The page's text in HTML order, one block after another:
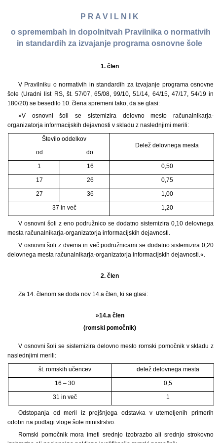
P R A V I L N I K
o spremembah in dopolnitvah Pravilnika o normativih
in standardih za izvajanje programa osnovne šole
1. člen
V Pravilniku o normativih in standardih za izvajanje programa osnovne
šole (Uradni list RS, št. 57/07, 65/08, 99/10, 51/14, 64/15, 47/17, 54/19 in
180/20) se besedilo 10. člena spremeni tako, da se glasi:
»V osnovni šoli se sistemizira delovno mesto računalnikarja-
organizatorja informacijskih dejavnosti v skladu z naslednjimi merili:
Število oddelkov
Delež delovnega mesta
od
do
1
16
0,50
17
26
0,75
27
36
1,00
37 in več
1,20
V osnovni šoli z eno podružnico se dodatno sistemizira 0,10 delovnega
mesta računalnikarja-organizatorja informacijskih dejavnosti.
V osnovni šoli z dvema in več podružnicami se dodatno sistemizira 0,20
delovnega mesta računalnikarja-organizatorja informacijskih dejavnosti.«.
2. člen
Za 14. členom se doda nov 14.a člen, ki se glasi:
»14.a člen
(romski pomočnik)
V osnovni šoli se sistemizira delovno mesto romski pomočnik v skladu z
naslednjimi merili:
št. romskih učencev
delež delovnega mesta
16 – 30
0,5
31 in več
1
Odstopanja od meril iz prejšnjega odstavka v utemeljenih primerih
odobri na podlagi vloge šole ministrstvo.
Romski pomočnik mora imeti srednjo izobrazbo ali srednjo strokovno